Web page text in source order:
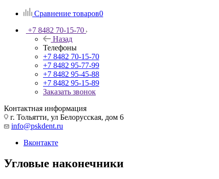
Сравнение товаров0
+7 8482 70-15-70
Назад
Телефоны
+7 8482 70-15-70
+7 8482 95-77-99
+7 8482 95-45-88
+7 8482 95-15-89
Заказать звонок
Контактная информация
г. Тольятти, ул Белорусская, дом 6
info@pskdent.ru
Вконтакте
Угловые наконечники